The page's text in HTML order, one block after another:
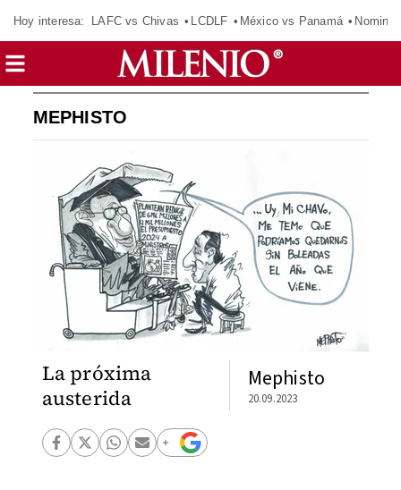
Hoy interesa: LAFC vs Chivas LCDLF México vs Panamá
MEPHISTO
La próxima
austerida
Mephisto
20.09.2023